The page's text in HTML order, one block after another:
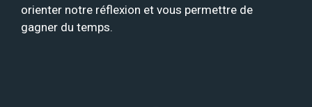
orienter notre réflexion et vous permettre de
gagner du temps.